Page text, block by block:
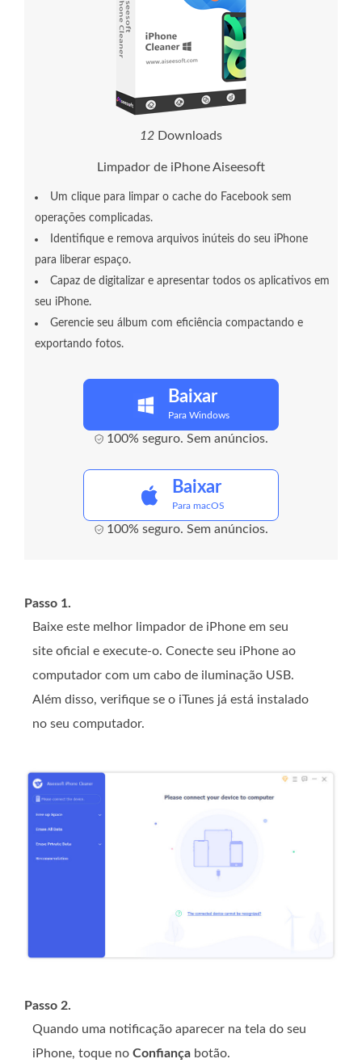
16 Downloads
Limpador de iPhone Aiseesoft
Um clique para limpar o cache do Facebook sem
operações complicadas.
Identifique e remova arquivos inúteis do seu iPhone
para liberar espaço.
Capaz de digitalizar e apresentar todos os aplicativos em
seu iPhone.
Gerencie seu álbum com eficiência compactando e
exportando fotos.
Baixar
Para Windows
100% seguro. Sem anúncios.
Baixar
Para macOS
100% seguro. Sem anúncios.
Passo 1.
Baixe este melhor limpador de iPhone em seu
site oficial e execute-o. Conecte seu iPhone ao
computador com um cabo de iluminação USB.
Além disso, verifique se o iTunes já está instalado
no seu computador.
Passo 2.
Quando uma notificação aparecer na tela do seu
iPhone, toque no Confiança botão.